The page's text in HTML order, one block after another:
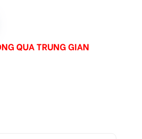
QUA TRUNG GIAN